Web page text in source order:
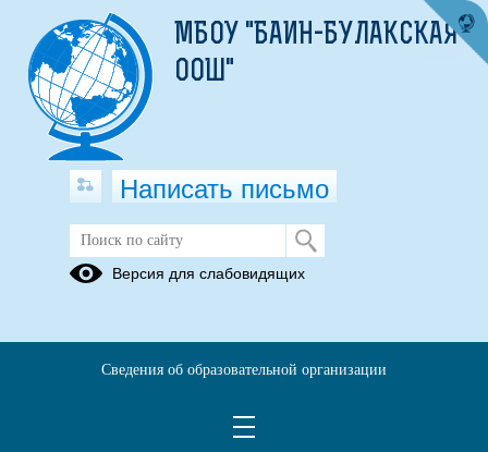
Новости
Антистресс
МБОУ "БАИН-БУЛАКСКАЯ
ООШ"
Написать письмо
Версия для слабовидящих
Сведения об образовательной организации